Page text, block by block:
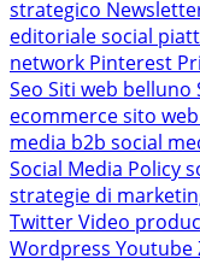
strategico
editoriale social
network Pinterest
Seo Siti web belluno
ecommercesito
media b2b social
Social Media Policy
strategie di
TwitterVideo
Wordpress Youtube